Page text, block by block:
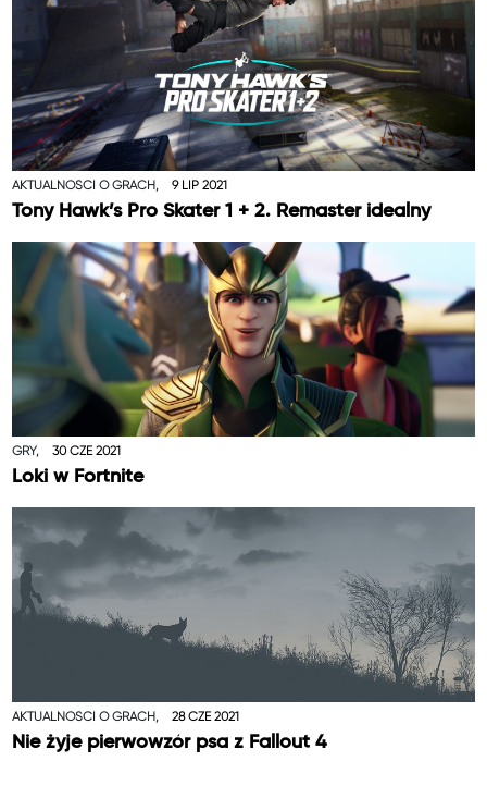
AKTUALNOŚCI O GRACH, 9 LIP 2021
Tony Hawk’s Pro Skater 1 + 2. Remaster idealny
GRY, 30 CZE 2021
Loki w Fortnite
AKTUALNOŚCI O GRACH, 28 CZE 2021
Nie żyje pierwowzór psa z Fallout 4